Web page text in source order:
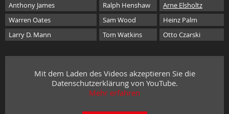
Anthony James
Ralph Henshaw
Arne Elsholtz
Warren Oates
Sam Wood
Heinz Palm
Larry D. Mann
Tom Watkins Otto Czarski
Mit dem Laden des Videos akzeptieren Sie die
Datenschutzerklärung von YouTube.
Mehr erfahren